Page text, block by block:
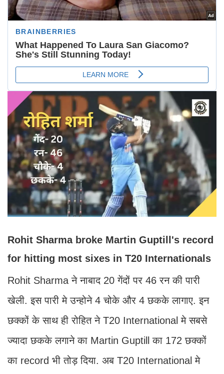
Rohit Sharma broke Martin Guptill's record
for hitting most sixes in T20 Internationals
Rohit Sharma ने नाबाद 20 गेंदों पर 46 रन की पारी
खेली. इस पारी मे उन्होने 4 चोके और 4 छकके लागाए. इन
छक्कों के साथ ही रोहित ने T20 International मे सबसे
ज्यादा छकके लगाने का Martin Guptill का 172 छक्कों
का record भी तोड़ दिया. अब T20 International मे